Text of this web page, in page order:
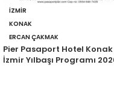
İZMIR
KONAK
ERCAN ÇAKMAK
Pier Pasaport Hotel Konak
İzmir Yılbaşı Programı